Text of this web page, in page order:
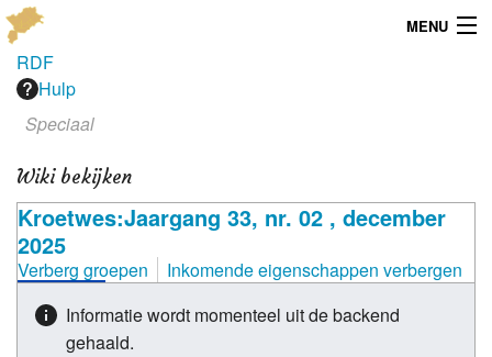
MENU
Menu
Publicaties
Dialect
Locaties
Kaarten
Overig
RDF
Hulp
Speciaal
Wiki bekijken
Kroetwes:Jaargang 33, nr. 02 , december
2025
Verberg groepen
Inkomende eigenschappen verbergen
Informatie wordt momenteel uit de backend
gehaald.